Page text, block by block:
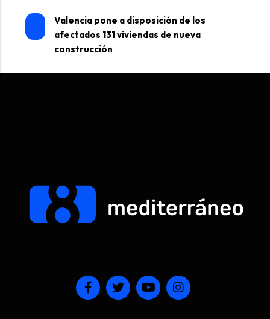
Valencia pone a disposición de los
afectados 131 viviendas de nueva
construcción